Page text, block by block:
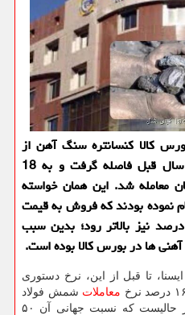
کالا کنسانتره سنگ آهن از
قیمت دستوری تعیین شده در سال قبل فاصله گرفت و به 18
معامله شد. این همان خواسته
نموده بودند که فروش به قیمت
16 درصد شمش فولاد، تا 19 درصد نیز بالاتر رود؛ بدین سبب
ها در بورس کالا بوده است.
تا قبل از این، نرخ دستوری
معاملات شمش فولاد
خوزستان تعیین شده بود؛ این در حالیست که نسبت جهانی آن ۵۰